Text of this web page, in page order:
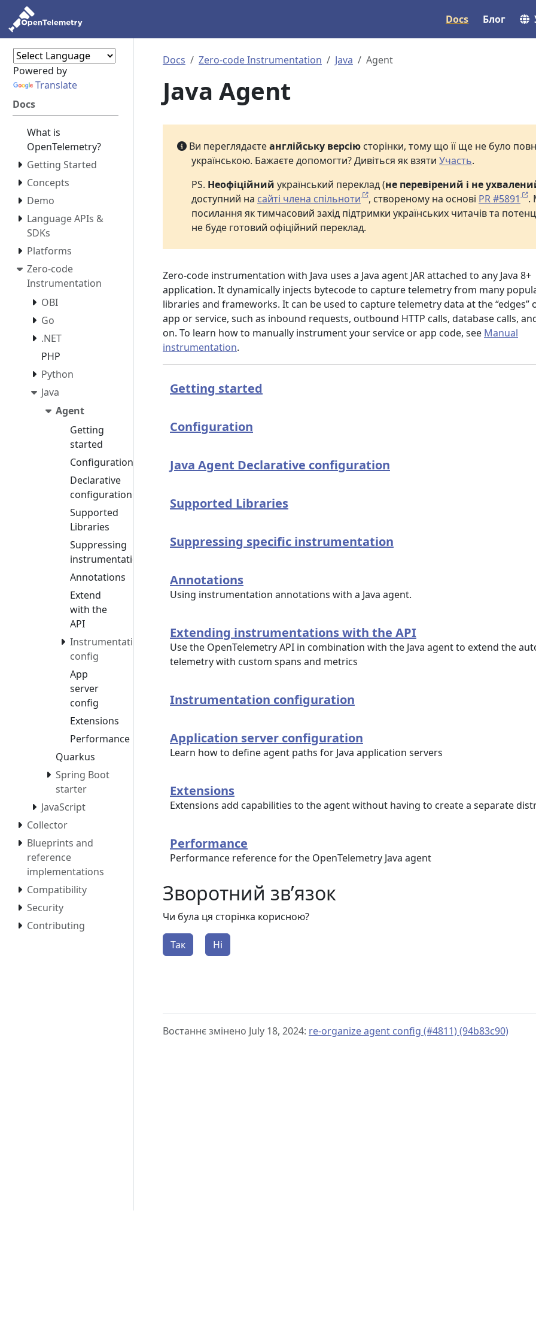
Docs Блог
Powered by
Translate
Docs
What is
OpenTelemetry?
Getting Started
Concepts
Demo
Language APIs &
SDKs
Platforms
Zero-code
Instrumentation
OBI
Go
.NET
PHP
Python
Java
Agent
Getting
started
Configuration
Declarative
configuration
Supported
Libraries
Suppressing
instrumentation
Annotations
Extend
with the
API
Instrumentation
config
App
server
config
Extensions
Performance
Quarkus
Spring Boot
starter
JavaScript
Collector
Blueprints and
reference
implementations
Compatibility
Security
Contributing
Docs Zero-code Instrumentation Java Agent
Java Agent
Ви переглядаєтеанглійську версію сторінки, тому що її ще не було
українською. Бажаєте допомогти? Дивіться як взяти Участь.
PS. Неофіційний український переклад (не перевірений і не
доступний на сайті члена спільноти , створеному на основі PR #5891
.
посилання як тимчасовий захід підтримки українських читачів та
не буде готовий офіційний переклад.
Zero-code instrumentation with Java uses a Java agent JAR attached to any Java 8+
application. It dynamically injects bytecode to capture telemetry from many
libraries and frameworks. It can be used to capture telemetry data at the “edges”
app or service, such as inbound requests, outbound HTTP calls, database calls,
on. To learn how to manually instrument your service or app code, see Manual
instrumentation.
Getting started
Configuration
Java Agent Declarative configuration
Supported Libraries
Suppressing specific instrumentation
Annotations
Using instrumentation annotations with a Java agent.
Extending instrumentations with the API
Use the OpenTelemetry API in combination with the Java agent to extend the
telemetry with custom spans and metrics
Instrumentation configuration
Application server configuration
Learn how to define agent paths for Java application servers
Extensions
Extensions add capabilities to the agent without having to create a separate
Performance
Performance reference for the OpenTelemetry Java agent
Зворотний зв’язок
Чи була ця сторінка корисною?
Так Ні
Востаннє змінено July 18, 2024: re-organize agent config (#4811) (94b83c90)